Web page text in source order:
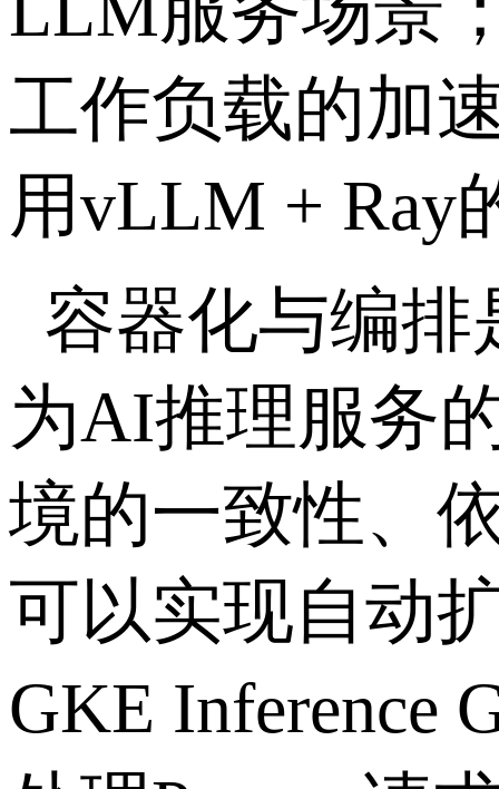
工作负载的加
用vLLM + Ray
容器化与编排
为AI推理服务
境的一致性、
可以实现自动
GKE Inference